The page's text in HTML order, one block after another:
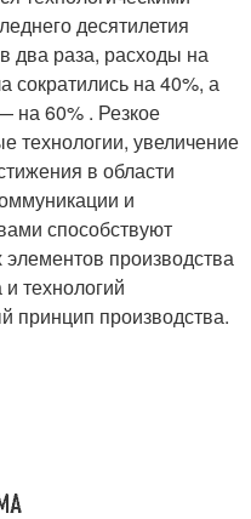
десятилетия
два раза, расходы на
сократились на 40%, а
на 60% . Резкое
технологии, увеличение
в области
и
способствуют
производства
технологий
принцип производства.